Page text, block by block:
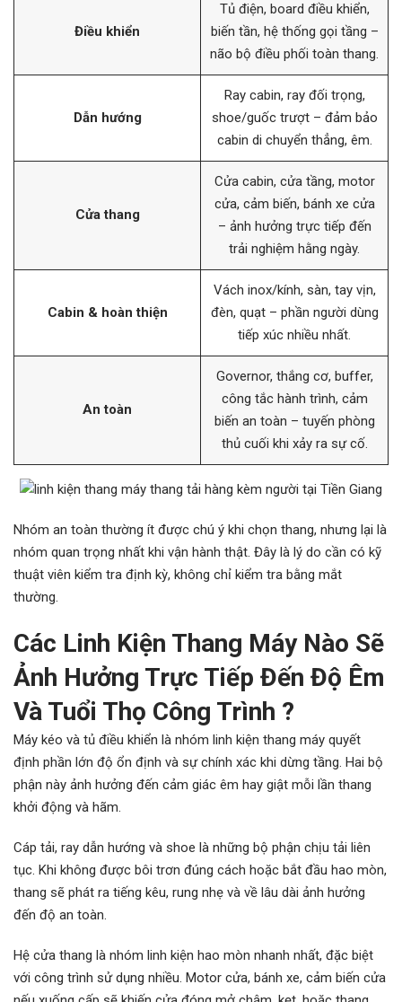
Điều khiển
Tủ điện, board điều khiển,
biến tần, hệ thống gọi tầng –
não bộ điều phối toàn thang.
Dẫn hướng
Ray cabin, ray đối trọng,
shoe/guốc trượt – đảm bảo
cabin di chuyển thẳng, êm.
Cửa thang
Cửa cabin, cửa tầng, motor
cửa, cảm biến, bánh xe cửa
– ảnh hưởng trực tiếp đến
trải nghiệm hằng ngày.
Cabin & hoàn thiện
Vách inox/kính, sàn, tay vịn,
đèn, quạt – phần người dùng
tiếp xúc nhiều nhất.
An toàn
Governor, thắng cơ, buffer,
công tắc hành trình, cảm
biến an toàn – tuyến phòng
thủ cuối khi xảy ra sự cố.
Nhóm an toàn thường ít được chú ý khi chọn thang, nhưng lại là
nhóm quan trọng nhất khi vận hành thật. Đây là lý do cần có kỹ
thuật viên kiểm tra định kỳ, không chỉ kiểm tra bằng mắt
thường.
Các Linh Kiện Thang Máy Nào Sẽ
Ảnh Hưởng Trực Tiếp Đến Độ Êm
Và Tuổi Thọ Công Trình ?
Máy kéo và tủ điều khiển là nhóm linh kiện thang máy quyết
định phần lớn độ ổn định và sự chính xác khi dừng tầng. Hai bộ
phận này ảnh hưởng đến cảm giác êm hay giật mỗi lần thang
khởi động và hãm.
Cáp tải, ray dẫn hướng và shoe là những bộ phận chịu tải liên
tục. Khi không được bôi trơn đúng cách hoặc bắt đầu hao mòn,
thang sẽ phát ra tiếng kêu, rung nhẹ và về lâu dài ảnh hưởng
đến độ an toàn.
Hệ cửa thang là nhóm linh kiện hao mòn nhanh nhất, đặc biệt
với công trình sử dụng nhiều. Motor cửa, bánh xe, cảm biến cửa